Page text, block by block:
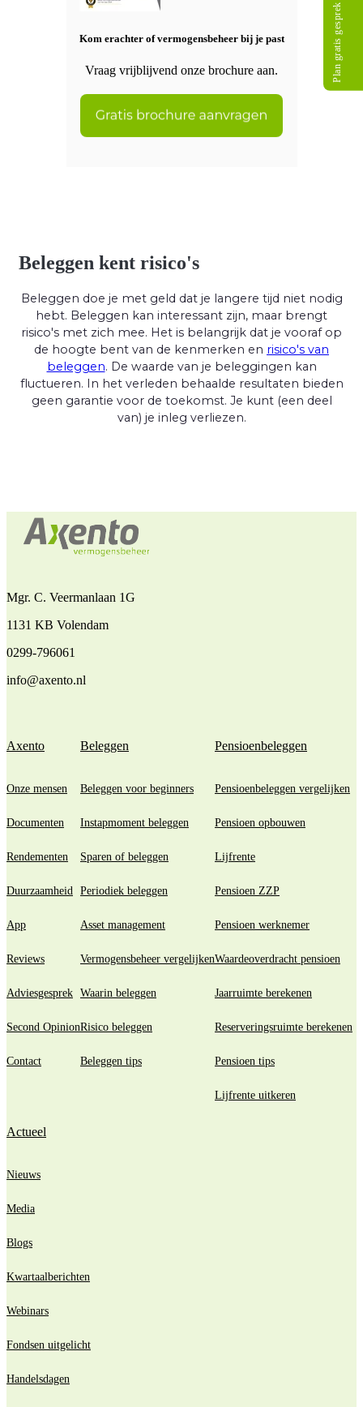
Kom erachter of vermogensbeheer bij je past
Vraag vrijblijvend onze brochure aan.
Beleggen kent risico's
Beleggen doe je met geld dat je langere tijd niet nodig
hebt. Beleggen kan interessant zijn, maar brengt
risico's met zich mee. Het is belangrijk dat je vooraf op
de hoogte bent van de kenmerken en risico's van
beleggen. De waarde van je beleggingen kan
fluctueren. In het verleden behaalde resultaten bieden
geen garantie voor de toekomst. Je kunt (een deel
van) je inleg verliezen.
Mgr. C. Veermanlaan 1G
1131 KB Volendam
0299-796061
info@axento.nl
Axento
Onze mensen
Documenten
Rendementen
Duurzaamheid
App
Reviews
Adviesgesprek
Second Opinion
Contact
Beleggen
Beleggen voor beginners
Instapmoment beleggen
Sparen of beleggen
Periodiek beleggen
Asset management
Vermogensbeheer vergelijken
Waarin beleggen
Risico beleggen
Beleggen tips
Pensioenbeleggen
Pensioenbeleggen vergelijken
Pensioen opbouwen
Lijfrente
Pensioen ZZP
Pensioen werknemer
Waardeoverdracht pensioen
Jaarruimte berekenen
Reserveringsruimte berekenen
Pensioen tips
Lijfrente uitkeren
Actueel
Nieuws
Media
Blogs
Kwartaalberichten
Webinars
Fondsen uitgelicht
Handelsdagen
Plan gratis gesprek